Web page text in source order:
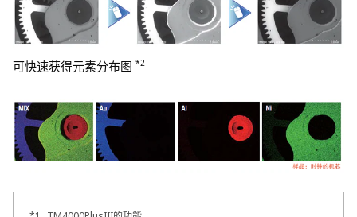
可快速获得元素分布图 *2